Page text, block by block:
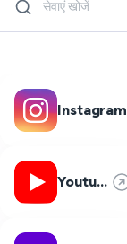
Instagram
Youtube